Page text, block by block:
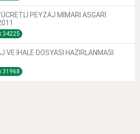
PEYZAJ MİMARI ASGARİ
VE İHALE DOSYASI HAZIRLANMASI